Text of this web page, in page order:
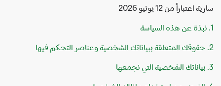
من 12 يونيو 2026